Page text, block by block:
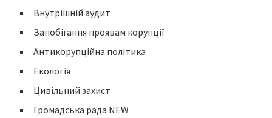
Внутрішній аудит
Запобігання проявам корупції
Антикорупційна політика
Екологія
Цивільний захист
Громадська рада NEW